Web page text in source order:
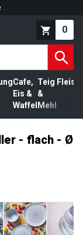
0
Cafe,
Eis &
Waffel
Teig
&
Mehl
- flach - Ø